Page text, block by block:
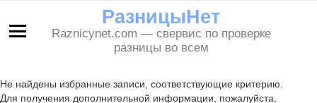
РазницыНет
Raznicynet.com — свервис по проверке
разницы во всем
Не найдены избранные записи, соответствующие критерию.
Для получения дополнительной информации, пожалуйста,